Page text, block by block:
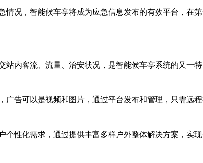
况，智能候车亭将成为应急信息发布的有效平台，在
内客流、流量、治安状况，是智能候车亭系统的又一特
广告可以是视频和图片，通过平台发布和管理，只需远程
性化需求，通过提供丰富多样户外整体解决方案，实现